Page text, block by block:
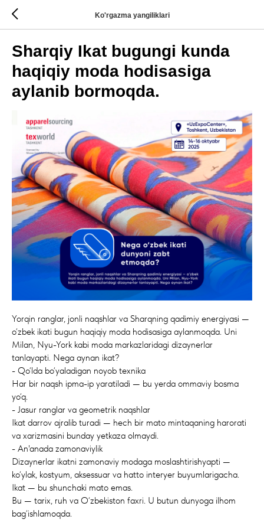
Ko'rgazma yangiliklari
Sharqiy Ikat bugungi kunda
haqiqiy moda hodisasiga
aylanib bormoqda.
Yorqin ranglar, jonli naqshlar va Sharqning qadimiy energiyasi —
o‘zbek ikati bugun haqiqiy moda hodisasiga aylanmoqda. Uni
Milan, Nyu-York kabi moda markazlaridagi dizaynerlar
tanlayapti. Nega aynan ikat?
- Qo‘lda bo‘yaladigan noyob texnika
Har bir naqsh ipma-ip yaratiladi — bu yerda ommaviy bosma
yo‘q.
- Jasur ranglar va geometrik naqshlar
Ikat darrov ajralib turadi — hech bir mato mintaqaning harorati
va xarizmasini bunday yetkaza olmaydi.
- An'anada zamonaviylik
Dizaynerlar ikatni zamonaviy modaga moslashtirishyapti —
ko‘ylak, kostyum, aksessuar va hatto interyer buyumlarigacha.
Ikat — bu shunchaki mato emas.
Bu — tarix, ruh va O‘zbekiston faxri. U butun dunyoga ilhom
bag‘ishlamoqda.